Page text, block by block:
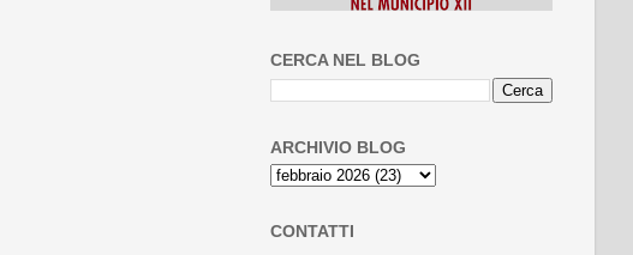
CERCA NEL BLOG
ARCHIVIO BLOG
CONTATTI